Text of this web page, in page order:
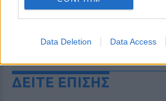
Data Deletion Data Access
ΔΕΙΤΕ ΕΠΙΣΗΣ